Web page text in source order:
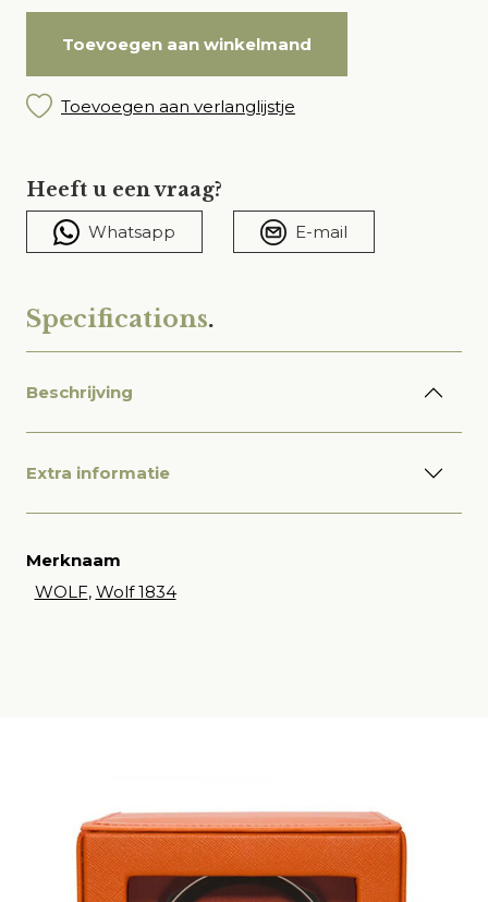
Toevoegen aan winkelmand
Toevoegen aan verlanglijstje
Heeft u een vraag?
Whatsapp E-mail
Specifications.
Beschrijving
Extra informatie
Merknaam
WOLF, Wolf 1834